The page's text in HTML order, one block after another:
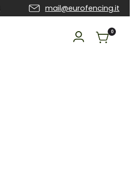
mail@eurofencing.it
0